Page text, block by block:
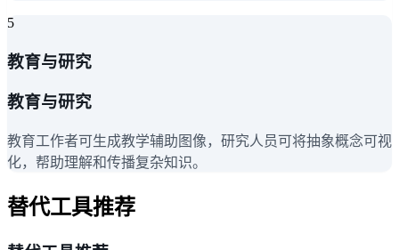
5
教育与研究
教育与研究
教育工作者可生成教学辅助图像，研究人员可将抽象概念可视
化，帮助理解和传播复杂知识。
替代工具推荐